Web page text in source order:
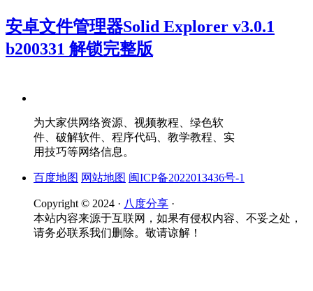
安卓文件管理器Solid Explorer v3.0.1
b200331 解锁完整版
为大家供网络资源、视频教程、绿色软
件、破解软件、程序代码、教学教程、实
用技巧等网络信息。
百度地图 网站地图 闽ICP备2022013436号-1
Copyright © 2024 · 八度分享 ·
本站内容来源于互联网，如果有侵权内容、不妥之处，
请务必联系我们删除。敬请谅解！